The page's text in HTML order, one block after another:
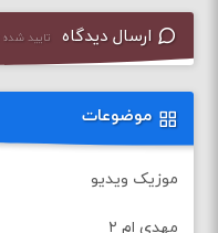
ارسال دیدگاه تایید شده : ۰ ، در حال بررسی : ۰ ،
موضوعات
موزیک ویدیو
مهدی ام ۲